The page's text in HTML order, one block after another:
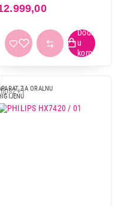
ZA ORALNU